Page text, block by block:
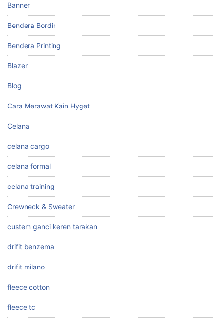
Banner
Bendera Bordir
Bendera Printing
Blazer
Blog
Cara Merawat Kain Hyget
Celana
celana cargo
celana formal
celana training
Crewneck & Sweater
custem ganci keren tarakan
drifit benzema
drifit milano
fleece cotton
fleece tc